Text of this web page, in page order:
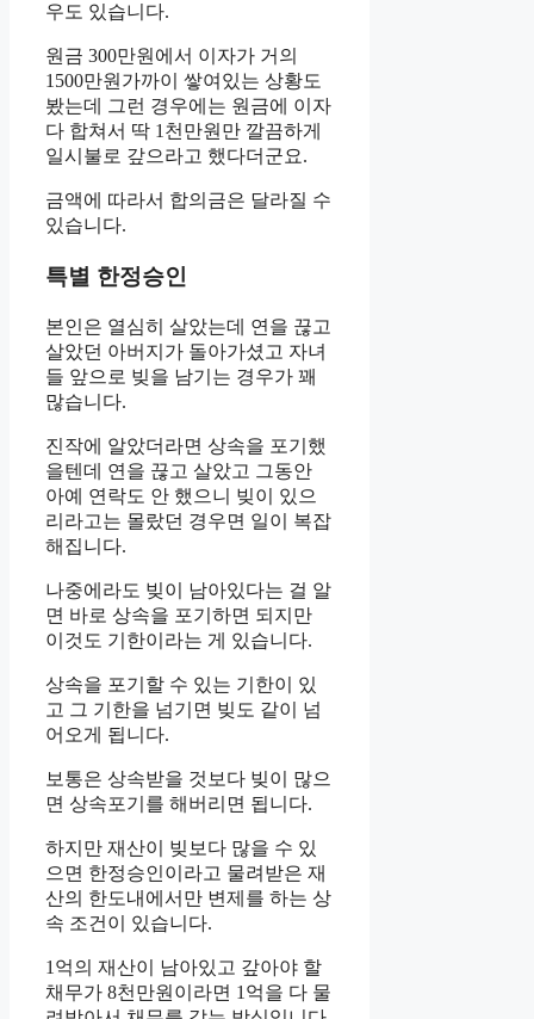
우도 있습니다.
원금 300만원에서 이자가 거의
1500만원가까이 쌓여있는 상황도
봤는데 그런 경우에는 원금에 이자
다 합쳐서 딱 1천만원만 깔끔하게
일시불로 갚으라고 했다더군요.
금액에 따라서 합의금은 달라질 수
있습니다.
특별 한정승인
본인은 열심히 살았는데 연을 끊고
살았던 아버지가 돌아가셨고 자녀
들 앞으로 빚을 남기는 경우가 꽤
많습니다.
진작에 알았더라면 상속을 포기했
을텐데 연을 끊고 살았고 그동안
아예 연락도 안 했으니 빚이 있으
리라고는 몰랐던 경우면 일이 복잡
해집니다.
나중에라도 빚이 남아있다는 걸 알
면 바로 상속을 포기하면 되지만
이것도 기한이라는 게 있습니다.
상속을 포기할 수 있는 기한이 있
고 그 기한을 넘기면 빚도 같이 넘
어오게 됩니다.
보통은 상속받을 것보다 빚이 많으
면 상속포기를 해버리면 됩니다.
하지만 재산이 빚보다 많을 수 있
으면 한정승인이라고 물려받은 재
산의 한도내에서만 변제를 하는 상
속 조건이 있습니다.
1억의 재산이 남아있고 갚아야 할
채무가 8천만원이라면 1억을 다 물